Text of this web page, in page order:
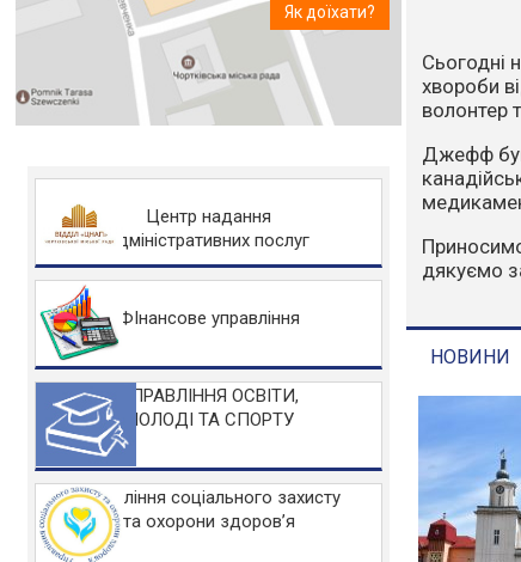
Як доїхати?
Центр надання
адміністративних послуг
ФІнансове управління
УПРАВЛІННЯ ОСВІТИ,
МОЛОДІ ТА СПОРТУ
Управління соціального захисту
та охорони здоров’я
Впродовж
посуха та
стихійне
Варто
людський
захисту
Основні